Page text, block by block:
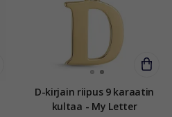
D-kirjain riipus 9 karaatin
kultaa - My Letter